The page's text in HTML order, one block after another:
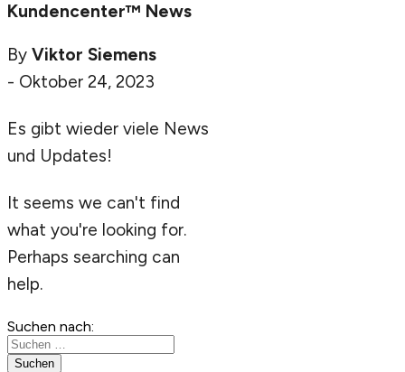
Kundencenter™ News
By Viktor Siemens
- Oktober 24, 2023
Es gibt wieder viele News
und Updates!
It seems we can't find
what you're looking for.
Perhaps searching can
help.
Suchen nach: